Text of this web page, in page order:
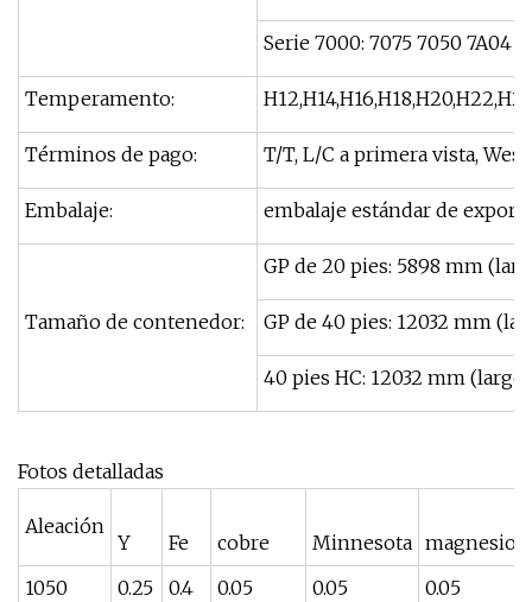
Serie 7000: 7075 7050 7A04
Temperamento:
Términos de pago: T/T, L/C a primera vista,
Embalaje: embalaje estándar de
Tamaño de contenedor:
GP de 20 pies: 5898 mm
GP de 40 pies: 12032 mm
40 pies HC: 12032 mm
Fotos detalladas
Aleación
Y Fe cobre Minnesota magnesio
1050
0.25 0.4 0.05 0.05 0.05